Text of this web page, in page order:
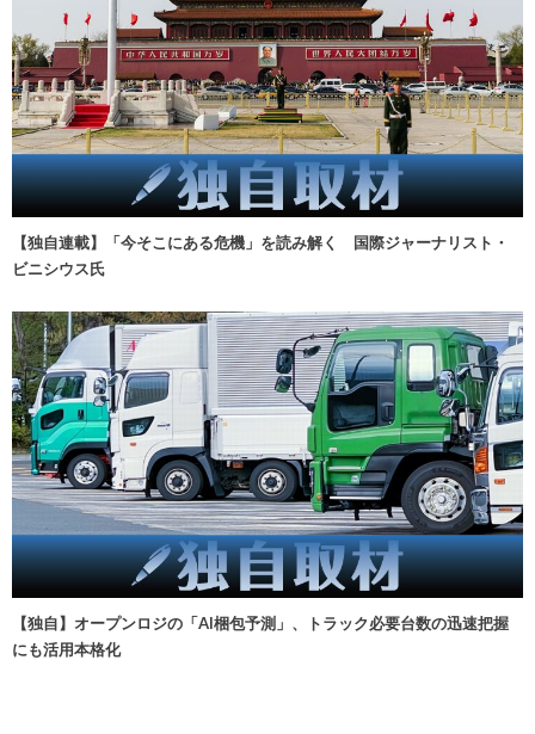
【独自連載】「今そこにある危機」を読み解く 国際ジャーナリスト・
ビニシウス氏
【独自】オープンロジの「AI梱包予測」、トラック必要台数の迅速把握
にも活用本格化